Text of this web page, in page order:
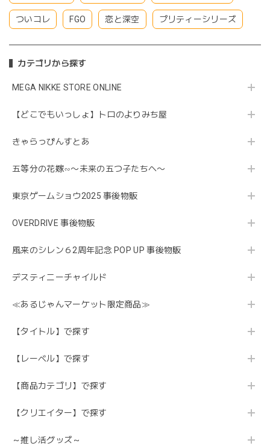
ついコレ FGO 恋と深空 プリティーシリーズ
カテゴリから探す
MEGA NIKKE STORE ONLINE
【どこでもいっしょ】トロのよりみち屋
きゃらっぴんすとあ
五等分の花嫁∽〜未来の五つ子たちへ〜
東京ゲームショウ2025 事後物販
OVERDRIVE 事後物販
風来のシレン６2周年記念 POP UP 事後物販
デスティニーチャイルド
≪あるじゃんマーケット限定商品≫
【タイトル】で探す
【レーベル】で探す
【商品カテゴリ】で探す
【クリエイター】で探す
～推し活グッズ～